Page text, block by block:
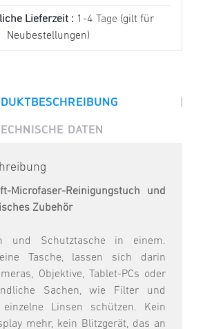
Lieferzeit : 1-4 Tage (gilt für
Neubestellungen)
|
DATEN
Microfaser-Reinigungstuch und
Zubehör
und Schutztasche in einem.
Tasche, lassen sich darin
Objektive, Tablet-PCs oder
Sachen, wie Filter und
Linsen schützen. Kein
mehr, kein Blitzgerät, das an